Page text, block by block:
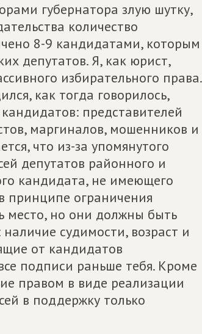
губернатора злую шутку,
количество
8-9 кандидатами, которым
депутатов. Я, как юрист,
избирательного права.
как тогда говорилось,
представителей
маргиналов, мошенников и
что из-за упомянутого
депутатов районного и
кандидата, не имеющего
принципе ограничения
место, но они должны быть
судимости, возраст и
от кандидатов
подписи раньше тебя. Кроме
правом в виде реализации
в поддержку только